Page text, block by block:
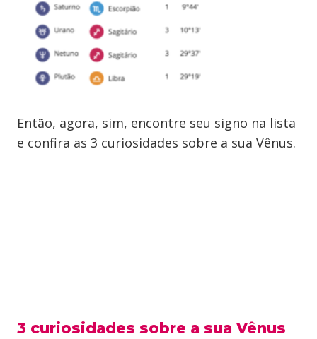
Então, agora, sim, encontre seu signo na lista
e confira as 3 curiosidades sobre a sua Vênus.
3 curiosidades sobre a sua Vênus